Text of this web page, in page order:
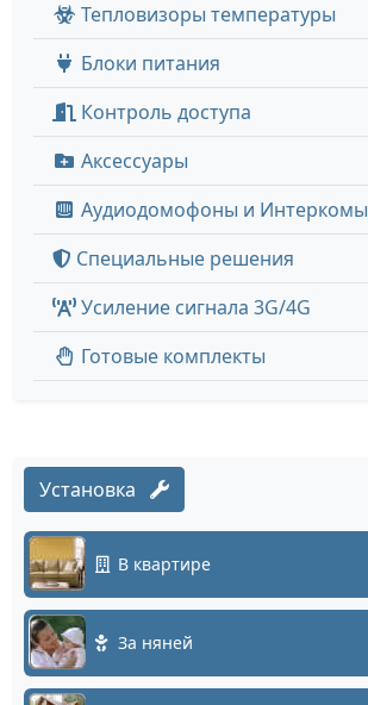
Тепловизоры температуры
Блоки питания
Контроль доступа
Аксессуары
Аудиодомофоны и Интеркомы
Специальные решения
Усиление сигнала 3G/4G
Готовые комплекты
Установка
В квартире
За няней